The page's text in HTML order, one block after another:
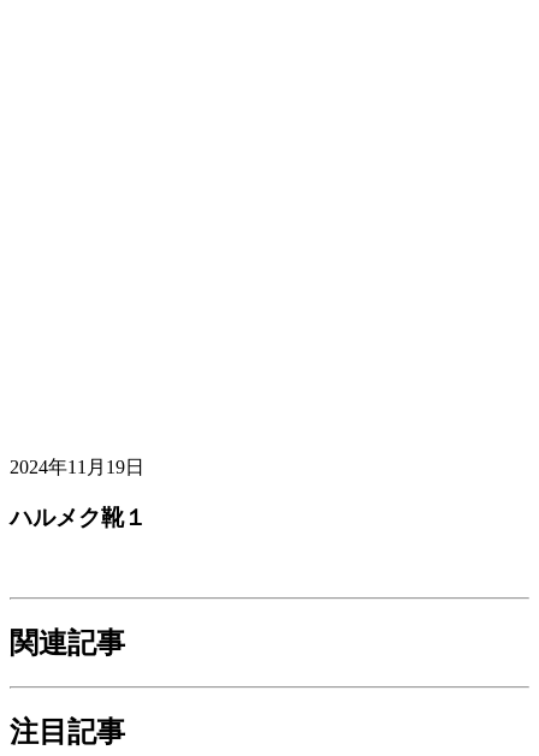
2024年11月19日
ハルメク靴１
関連記事
注目記事